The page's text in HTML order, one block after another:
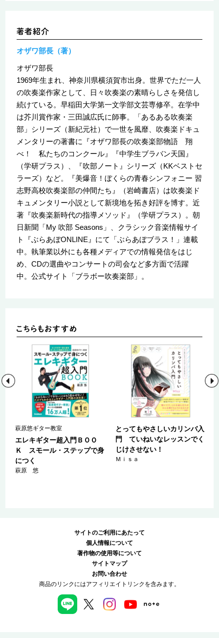
オザワ部長（著）
オザワ部長
1969年生まれ、神奈川県横須賀市出身。世界でただ一人
の吹奏楽作家として、日々吹奏楽の素晴らしさを発信し
続けている。早稲田大学第一文学部文芸専修卒。在学中
は芥川賞作家・三田誠広氏に師事。「あるある吹奏楽
部」シリーズ（新紀元社）で一世を風靡、吹奏楽ドキュ
メンタリーの著書に『オザワ部長の吹奏楽部物語 翔
べ！ 私たちのコンクール』『中学生ブラバン天国』
（学研プラス）、『吹部ノート』シリーズ（KKベストセ
ラーズ）など。『美爆音！ぼくらの青春シンフォニー 習
志野高校吹奏楽部の仲間たち』（岩崎書店）は吹奏楽ド
キュメンタリー小説として新境地を拓き好評を博す。近
著『吹奏楽新時代の指導メソッド』（学研プラス）。朝
日新聞「My 吹部 Seasons」、クラシック音楽情報サイ
ト『ぶらあぼONLINE』にて「ぶらあぼブラス！」連載
中。執筆業以外にも各種メディアでの情報発信をはじ
め、CDの選曲やコンサートの司会など多方面で活躍
中。公式サイト「ブラボー吹奏楽部」。
萩原悠ギター教室
エレキギター超入門ＢＯＯ
Ｋ スモール・ステップで身
につく
萩原 悠
とってもやさしいカリンバ入
門 ていねいなレッスンでく
じけさせない！
Ｍｉｓａ
サイトのご利用にあたって
個人情報について
著作物の使用等について
サイトマップ
お問い合わせ
商品のリンクにはアフィリエイトリンクを含みます。